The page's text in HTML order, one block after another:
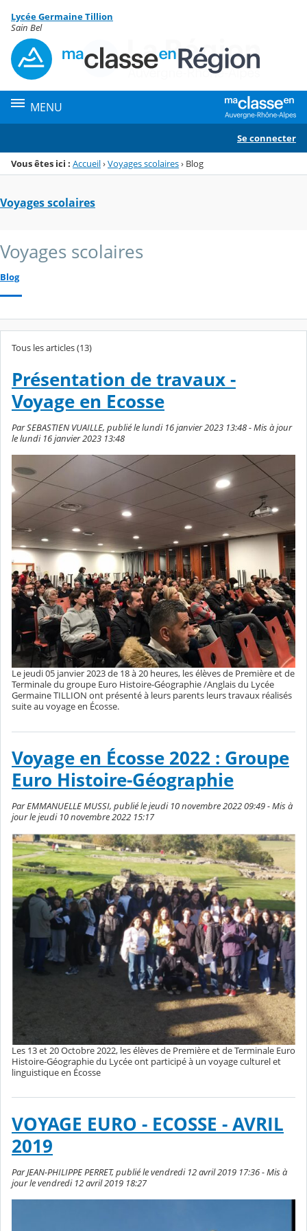
Menu de la rubrique
Contenu
Lycée Germaine Tillion
Sain Bel
MENU
Se connecter
Vous êtes ici : Accueil›Voyages scolaires› Blog
Voyages scolaires
Voyages scolaires
Blog
Tous les articles (13)
Présentation de travaux -
Voyage en Ecosse
Par SEBASTIEN VUAILLE, publié le lundi 16 janvier 2023 13:48 - Mis à jour
le lundi 16 janvier 2023 13:48
Le jeudi 05 janvier 2023 de 18 à 20 heures, les élèves de Première et de
Terminale du groupe Euro Histoire-Géographie /Anglais du Lycée
Germaine TILLION ont présenté à leurs parents leurs travaux réalisés
suite au voyage en Écosse.
Voyage en Écosse 2022 : Groupe
Euro Histoire-Géographie
Par EMMANUELLE MUSSI, publié le jeudi 10 novembre 2022 09:49 - Mis à
jour le jeudi 10 novembre 2022 15:17
Les 13 et 20 Octobre 2022, les élèves de Première et de Terminale Euro
Histoire-Géographie du Lycée ont participé à un voyage culturel et
linguistique en Écosse
VOYAGE EURO - ECOSSE - AVRIL
2019
Par JEAN-PHILIPPE PERRET, publié le vendredi 12 avril 2019 17:36 - Mis à
jour le vendredi 12 avril 2019 18:27